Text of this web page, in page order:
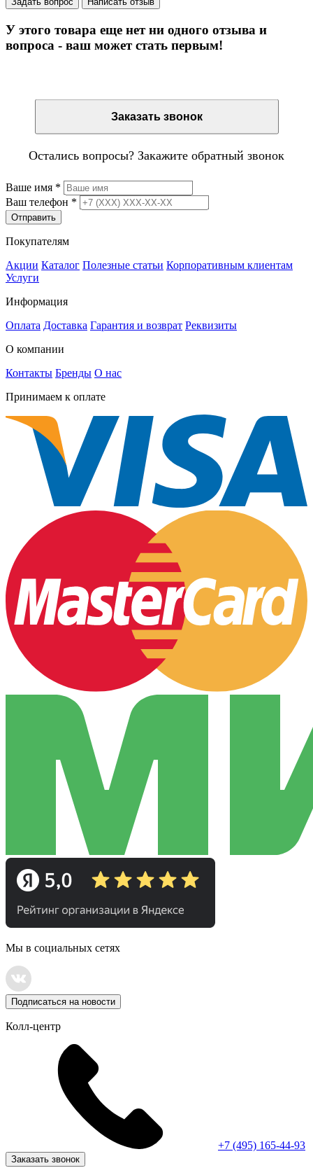
У этого товара еще нет ни одного отзыва и
вопроса - ваш может стать первым!
Заказать звонок
Остались вопросы? Закажите обратный звонок
Ваше имя *
Ваш телефон *
Отправить
Покупателям
Акции Каталог Полезные статьи Корпоративным клиентам
Услуги
Информация
Оплата Доставка Гарантия и возврат Реквизиты
О компании
Контакты Бренды О нас
Принимаем к оплате
Мы в социальных сетях
Подписаться на новости
Колл-центр
+7 (495) 165-44-93
Заказать звонок